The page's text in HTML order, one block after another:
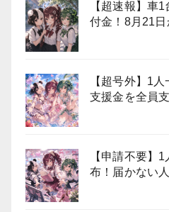
【超速報】車
付金！8月21
【超号外】1
支援金を全員
【申請不要】
布！届かない